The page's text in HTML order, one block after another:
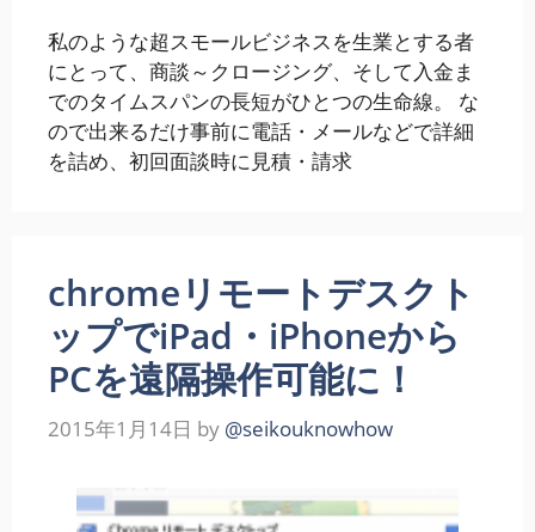
私のような超スモールビジネスを生業とする者
にとって、商談～クロージング、そして入金ま
でのタイムスパンの長短がひとつの生命線。 な
ので出来るだけ事前に電話・メールなどで詳細
を詰め、初回面談時に見積・請求
chromeリモートデスクト
ップでiPad・iPhoneから
PCを遠隔操作可能に！
2015年1月14日 by @seikouknowhow